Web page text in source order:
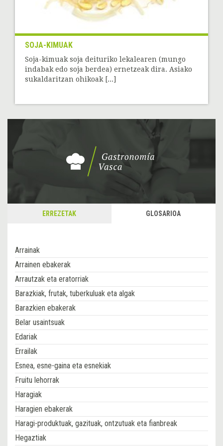
SOJA-KIMUAK
Soja-kimuak soja deituriko lekalearen (mungo
indabak edo soja berdea) ernetzeak dira. Asiako
sukaldaritzan ohikoak [...]
ERREZETAK GLOSARIOA
Arrainak
Arrainen ebakerak
Arrautzak eta eratorriak
Barazkiak, frutak, tuberkuluak eta algak
Barazkien ebakerak
Belar usaintsuak
Edariak
Errailak
Esnea, esne-gaina eta esnekiak
Fruitu lehorrak
Haragiak
Haragien ebakerak
Haragi-produktuak, gazituak, ontzutuak eta fianbreak
Hegaztiak